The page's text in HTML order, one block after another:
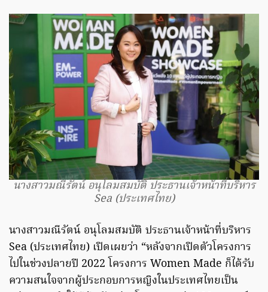
นางสาวมณีรัตน์ อนุโลมสมบัติ ประธานเจ้าหน้าที่บริหาร
Sea (ประเทศไทย)
นางสาวมณีรัตน์ อนุโลมสมบัติ ประธานเจ้าหน้าที่บริหาร
Sea (ประเทศไทย) เปิดเผยว่า “หลังจากเปิดตัวโครงการ
ไปในช่วงปลายปี 2022 โครงการ Women Made ก็ได้รับ
ความสนใจจากผู้ประกอบการหญิงในประเทศไทยเป็น